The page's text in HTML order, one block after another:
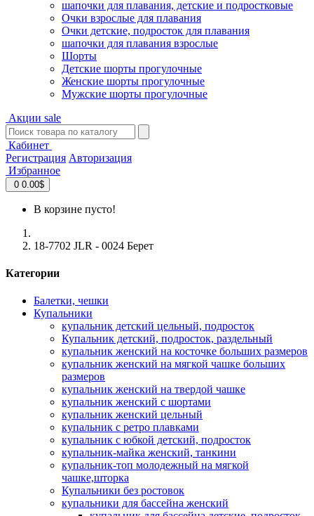
шапочки для плавания, детские и подростковые
Очки взрослые для плавания
Очки детские, подросток для плавания
шапочки для плавания взрослые
Шорты
Детские шорты прогулочные
Женские шорты прогулочные
Мужские шорты прогулочные
Акции sale
Кабинет
Регистрация Авторизация
Избранное
0 0.00$
В корзине пусто!
18-7702 JLR - 0024 Берет
Категории
Балетки, чешки
Купальники
купальник детский цельный, подросток
Купальник детский, подросток, раздельный
купальник женский на косточке больших размеров
купальник женский на мягкой чашке больших
размеров
купальник женский на твердой чашке
купальник женский с шортами
купальник женский цельный
купальник с ретро плавками
купальник с юбкой детский, подросток
купальник-майка женский, танкини
купальник-топ молодежный на мягкой
чашке,шторка
Купальники без ростовок
купальники для бассейна женский